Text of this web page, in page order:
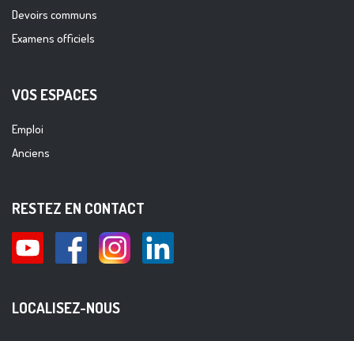
Devoirs communs
Examens officiels
VOS ESPACES
Emploi
Anciens
RESTEZ EN CONTACT
LOCALISEZ-NOUS